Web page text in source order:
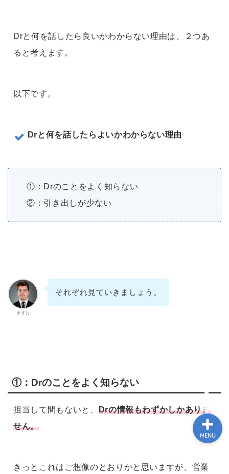
Drと何を話したら良いかわからない理由は、２つあ
ると考えます。
以下です。
Drと何を話したらよいかわからない理由
①：Drのことをよく知らない
②：引き出しが少ない
きすけ
それぞれ見ていきましょう。
①：Drのことをよく知らない
担当して間もないと、 Drの情報もわずかしかありま
せん。
きっとこれはご想像のとおりかと思いますが、営業
MENU
HOME
PROFILE